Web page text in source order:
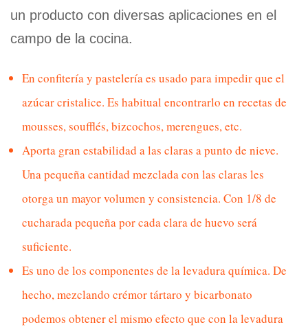
un producto con diversas aplicaciones en el
campo de la cocina.
En confitería y pastelería es usado para impedir que el
azúcar cristalice. Es habitual encontrarlo en recetas de
mousses, soufflés, bizcochos, merengues, etc.
Aporta gran estabilidad a las claras a punto de nieve.
Una pequeña cantidad mezclada con las claras les
otorga un mayor volumen y consistencia. Con 1/8 de
cucharada pequeña por cada clara de huevo será
suficiente.
Es uno de los componentes de la levadura química. De
hecho, mezclando crémor tártaro y bicarbonato
podemos obtener el mismo efecto que con la levadura